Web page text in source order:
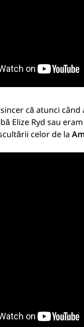
că atunci
Elize Ryd sau
celor de la